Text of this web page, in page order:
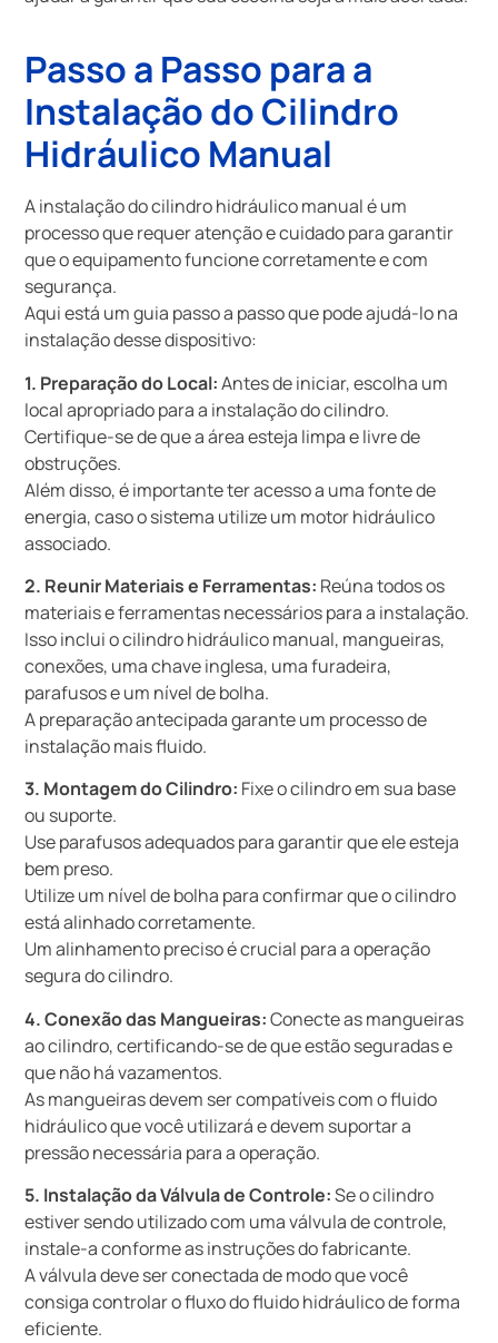
Passo a Passo para a
Instalação do Cilindro
Hidráulico Manual
A instalação do cilindro hidráulico manual é um
processo que requer atenção e cuidado para garantir
que o equipamento funcione corretamente e com
segurança.
Aqui está um guia passo a passo que pode ajudá-lo na
instalação desse dispositivo:
1. Preparação do Local:Antes de iniciar, escolha um
local apropriado para a instalação do cilindro.
Certifique-se de que a área esteja limpa e livre de
obstruções.
Além disso, é importante ter acesso a uma fonte de
energia, caso o sistema utilize um motor hidráulico
associado.
2. Reunir Materiais e Ferramentas: Reúna todos os
materiais e ferramentas necessários para a instalação.
Isso inclui o cilindro hidráulico manual, mangueiras,
conexões, uma chave inglesa, uma furadeira,
parafusos e um nível de bolha.
A preparação antecipada garante um processo de
instalação mais fluido.
3. Montagem do Cilindro: Fixe o cilindro em sua base
ou suporte.
Use parafusos adequados para garantir que ele esteja
bem preso.
Utilize um nível de bolha para confirmar que o cilindro
está alinhado corretamente.
Um alinhamento preciso é crucial para a operação
segura do cilindro.
4. Conexão das Mangueiras:Conecte as mangueiras
ao cilindro, certificando-se de que estão seguradas e
que não há vazamentos.
As mangueiras devem ser compatíveis com o fluido
hidráulico que você utilizará e devem suportar a
pressão necessária para a operação.
5. Instalação da Válvula de Controle:Se o cilindro
estiver sendo utilizado com uma válvula de controle,
instale-a conforme as instruções do fabricante.
A válvula deve ser conectada de modo que você
consiga controlar o fluxo do fluido hidráulico de forma
eficiente.